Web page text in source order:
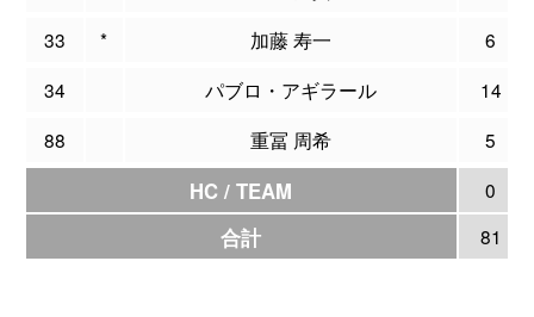
33
* 加藤 寿一
6
34
パブロ・アギラール
14
88
重冨 周希 5
HC / TEAM 0
合計 81